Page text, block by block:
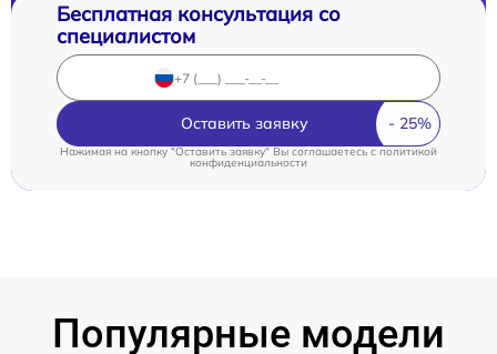
Бесплатная консультация со
специалистом
Оставить заявку
Нажимая на кнопку "Оставить заявку" Вы соглашаетесь c политикой
конфиденциальности
Популярные модели